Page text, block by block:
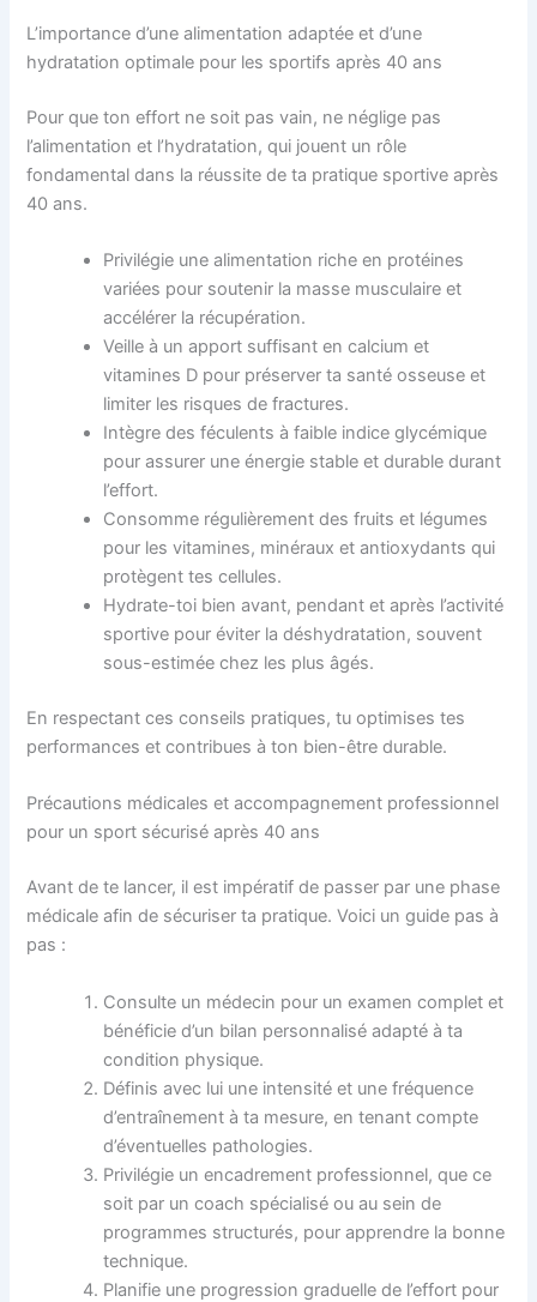
L’importance d’une alimentation adaptée et d’une
hydratation optimale pour les sportifs après 40 ans
Pour que ton effort ne soit pas vain, ne néglige pas
l’alimentation et l’hydratation, qui jouent un rôle
fondamental dans la réussite de ta pratique sportive après
40 ans.
Privilégie une alimentation riche en protéines
variées pour soutenir la masse musculaire et
accélérer la récupération.
Veille à un apport suffisant en calcium et
vitamines D pour préserver ta santé osseuse et
limiter les risques de fractures.
Intègre des féculents à faible indice glycémique
pour assurer une énergie stable et durable durant
l’effort.
Consomme régulièrement des fruits et légumes
pour les vitamines, minéraux et antioxydants qui
protègent tes cellules.
Hydrate-toi bien avant, pendant et après l’activité
sportive pour éviter la déshydratation, souvent
sous-estimée chez les plus âgés.
En respectant ces conseils pratiques, tu optimises tes
performances et contribues à ton bien-être durable.
Précautions médicales et accompagnement professionnel
pour un sport sécurisé après 40 ans
Avant de te lancer, il est impératif de passer par une phase
médicale afin de sécuriser ta pratique. Voici un guide pas à
pas :
Consulte un médecin pour un examen complet et
bénéficie d’un bilan personnalisé adapté à ta
condition physique.
Définis avec lui une intensité et une fréquence
d’entraînement à ta mesure, en tenant compte
d’éventuelles pathologies.
Privilégie un encadrement professionnel, que ce
soit par un coach spécialisé ou au sein de
programmes structurés, pour apprendre la bonne
technique.
Planifie une progression graduelle de l’effort pour